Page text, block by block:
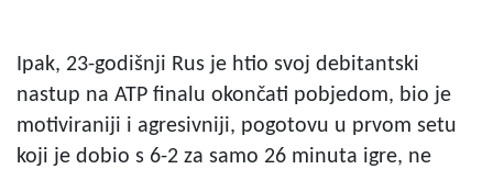
Ipak, 23-godišnji Rus je htio svoj debitantski
nastup na ATP finalu okončati pobjedom, bio je
motiviraniji i agresivniji, pogotovu u prvom setu
koji je dobio s 6-2 za samo 26 minuta igre, ne